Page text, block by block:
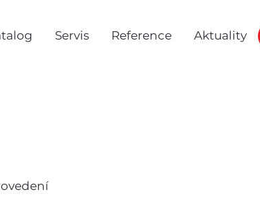
Servis Reference Aktuality